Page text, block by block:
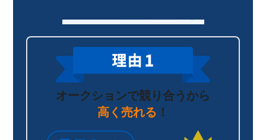
オークションで競り合うから
高く売れる ！